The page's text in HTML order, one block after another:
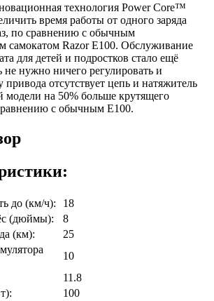
технология Power Core™
время работы от одного заряда
по сравнению с обычным
самокатом Razor E100. Обслуживание
для детей и подростков стало ещё
не нужно ничего регулировать и
привода отсутствует цепь и натяжитель
модели на 50% больше крутящего
с обычным E100.
до (км/ч):
18
(дюймы):
8
(км):
25
10
11.8
100